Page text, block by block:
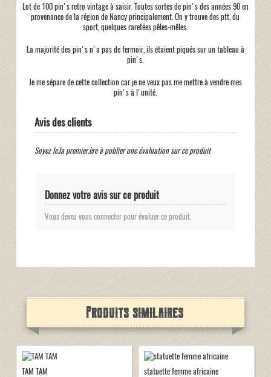
Lot de 100 pin's retro vintage à saisir. Toutes sortes de pin's des années 90 en
provenance de la région de Nancy principalement. On y trouve des ptt, du
sport, quelques raretées pêles-mêles.
La majorité des pin's n'a pas de fermoir, ils étaient piqués sur un tableau à
pin's.
Je me sépare de cette collection car je ne veux pas me mettre à vendre mes
pin's à l'unité.
Avis des clients
Soyez le.la premier.ère à publier une évaluation sur ce produit
Donnez votre avis sur ce produit
Vous devez vous connecter pour évaluer ce produit.
Produits similaires
TAM TAM statuette femme africaine